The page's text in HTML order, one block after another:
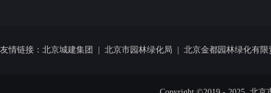
友情链接： 北京城建集团 北京市园林绿化局 北京金都园林绿化有限